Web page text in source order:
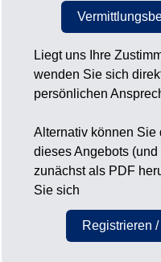
Liegt uns Ihre
wenden Sie sich
persönlichen
Alternativ können Sie
dieses Angebots
zunächst als PDF
Sie sich
Registrieren